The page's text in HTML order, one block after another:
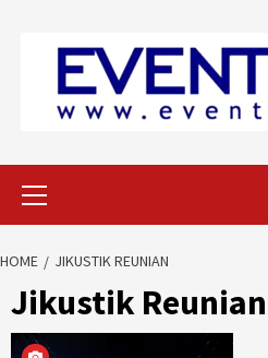
HOME JIKUSTIK REUNIAN
Jikustik Reunian